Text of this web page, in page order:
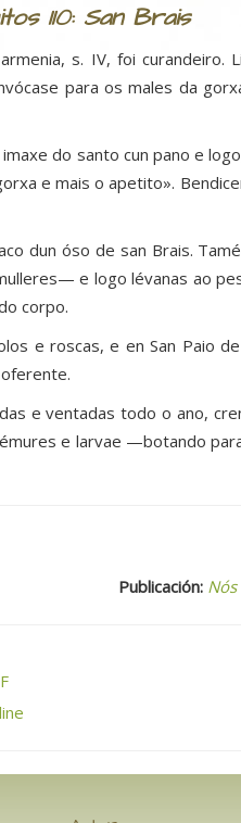
110: San Brais
s. IV, foi curandeiro.
para os males da
do santo cun pano e
e mais o apetito».
dun óso de san Brais.
e logo lévanas ao
corpo.
e roscas, e en San Paio
e ventadas todo o ano,
e larvae —botando
Publicación: